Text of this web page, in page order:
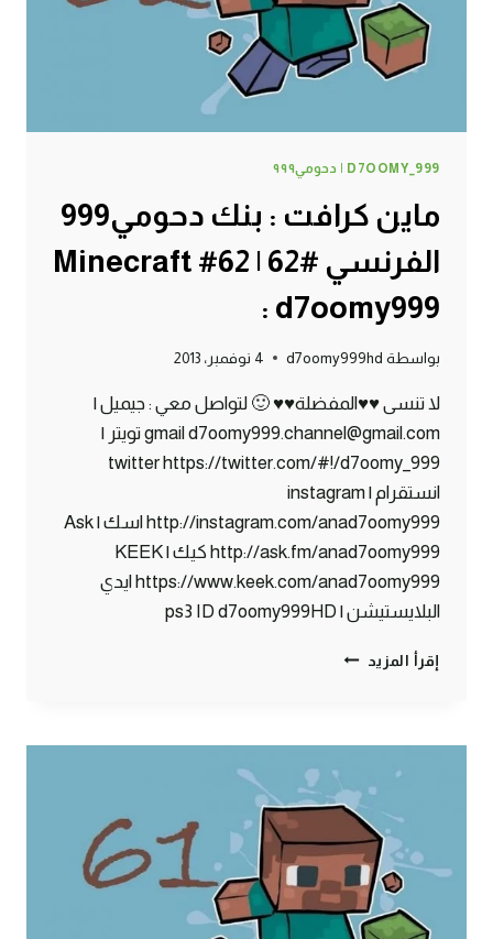
:
D7OOMY999
D7OOMY_999 | دحومي٩٩٩
ماين كرافت : بنك دحومي999
الفرنسي #62 | 62# Minecraft
: d7oomy999
بواسطة d7oomy999hd 4 نوفمبر، 2013
لا تنسى ♥♥المفضلة♥♥ 🙂 لتواصل معي : جيميل |
gmail d7oomy999.channel@gmail.com تويتر |
twitter https://twitter.com/#!/d7oomy_999
انستقرام | instagram
http://instagram.com/anad7oomy999 اسك | Ask
http://ask.fm/anad7oomy999 كيك | KEEK
https://www.keek.com/anad7oomy999 ايدي
البلايستيشن | ps3 ID d7oomy999HD
إقرأ المزيد ماين
دحومي999
الفرنسي
#62
|
62#
MINECRAFT
:
D7OOMY999